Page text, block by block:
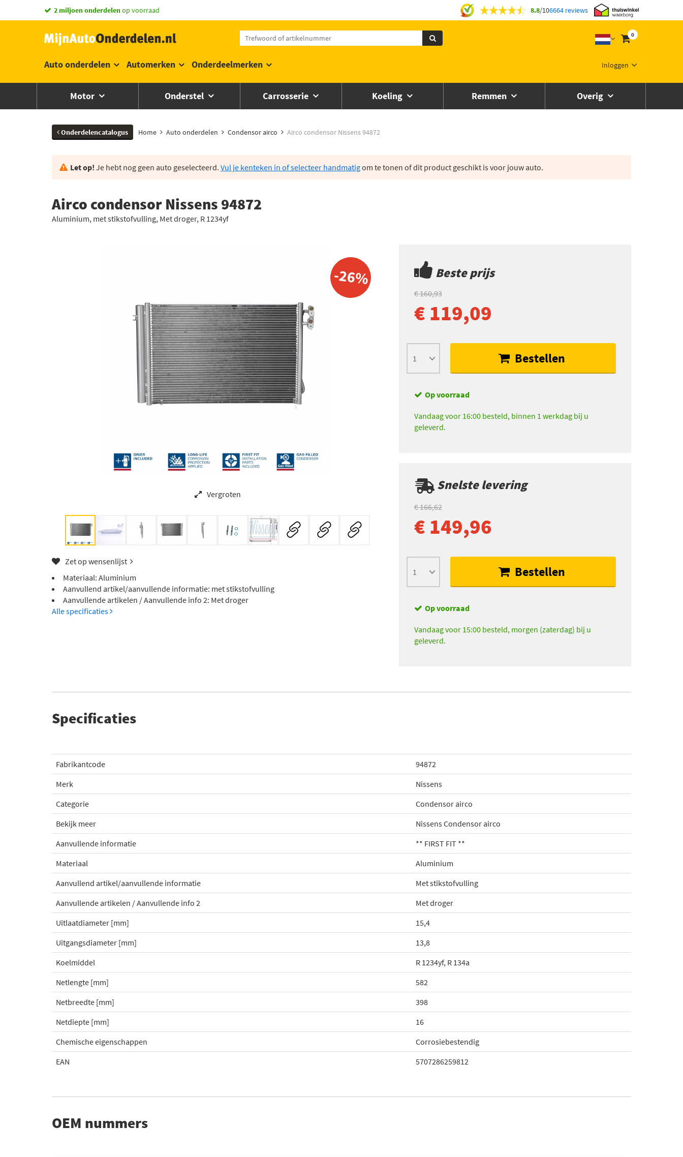
vandaag besteld,morgen in huis * 8.8/106664 reviews
0
Inloggen
Auto onderdelen Automerken Onderdeelmerken
Motor Onderstel Carrosserie Koeling Remmen Overig
Onderdelencatalogus Home Auto onderdelen Condensor airco Airco condensor Nissens 94872
Let op! Je hebt nog geen auto geselecteerd. Vul je kenteken in of selecteer handmatigom te tonen of dit product geschikt is voor jouw auto.
Airco condensor Nissens 94872
Aluminium, met stikstofvulling, Met droger, R 1234yf
-26%
Vergroten
Zet op wensenlijst
Materiaal: Aluminium
Aanvullend artikel/aanvullende informatie: met stikstofvulling
Aanvullende artikelen / Aanvullende info 2: Met droger
Alle specificaties
Beste prijs
€ 160,93
€ 119,09
Bestellen
Op voorraad
Vandaag voor 16:00 besteld, binnen 1 werkdag bij u
geleverd.
Snelste levering
€ 166,62
€ 149,96
Bestellen
Op voorraad
Vandaag voor 15:00 besteld, morgen (zaterdag) bij u
geleverd.
Specificaties
Fabrikantcode
94872
Merk
Nissens
Categorie
Condensor airco
Bekijk meer
Nissens Condensor airco
Aanvullende informatie
** FIRST FIT **
Materiaal
Aluminium
Aanvullend artikel/aanvullende informatie
Met stikstofvulling
Aanvullende artikelen / Aanvullende info 2
Met droger
Uitlaatdiameter [mm]
15,4
Uitgangsdiameter [mm]
13,8
Koelmiddel
R 1234yf, R 134a
Netlengte [mm]
582
Netbreedte [mm]
398
Netdiepte [mm]
16
Chemische eigenschappen
Corrosiebestendig
EAN
5707286259812
OEM nummers